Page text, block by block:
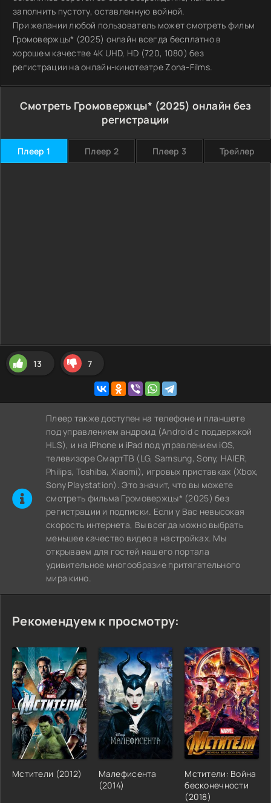
заполнить пустоту, оставленную войной.
При желании любой пользователь может смотреть фильм
Громовержцы* (2025) онлайн всегда бесплатно в
хорошем качестве 4K UHD, HD (720, 1080) без
регистрации на онлайн-кинотеатре Zona-Films.
Смотреть Громовержцы* (2025) онлайн без
регистрации
Плеер 1 Плеер 2 Плеер 3 Трейлер
13 7
Плеер также доступен на телефоне и планшете
под управлением андроид (Android с поддержкой
HLS), и на iPhone и iPad под управлением iOS,
телевизоре СмартТВ (LG, Samsung, Sony, HAIER,
Philips, Toshiba, Xiaomi), игровых приставках (Xbox,
Sony Playstation). Это значит, что вы можете
cмотреть фильма Громовержцы* (2025) без
регистрации и подписки. Если у Вас невысокая
скорость интернета, Вы всегда можно выбрать
меньшее качество видео в настройках. Мы
открываем для гостей нашего портала
удивительное многообразие притягательного
мира кино.
Рекомендуем к просмотру:
Мстители (2012)
Малефисента
(2014)
Мстители: Война
бесконечности
(2018)